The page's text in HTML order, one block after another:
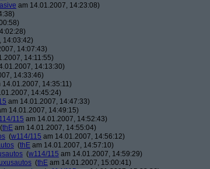
am 14.01.2007, 14:23:08)
14:03:42)
14:07:43)
14:11:55)
14:13:30)
14:33:46)
14.01.2007, 14:35:11)
14:45:24)
am 14.01.2007, 14:47:33)
14.01.2007, 14:49:15)
115 am 14.01.2007, 14:52:43)
(thE am 14.01.2007, 14:55:04)
(w114/115 am 14.01.2007, 14:56:12)
(thE am 14.01.2007, 14:57:10)
(w114/115 am 14.01.2007, 14:59:29)
(thE am 14.01.2007, 15:00:41)